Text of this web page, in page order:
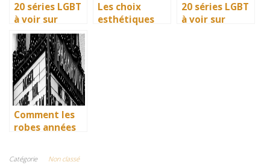
20 séries LGBT
à voir sur
Netflix : quand
science-fiction
et diversité
font des
étincelles
Les choix
esthétiques
20 séries LGBT
à voir sur
Comment les
robes années
mode en temps
Catégorie Non classé